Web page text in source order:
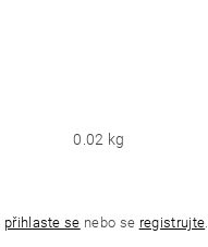
0.02 kg
přihlaste se nebo se registrujte.